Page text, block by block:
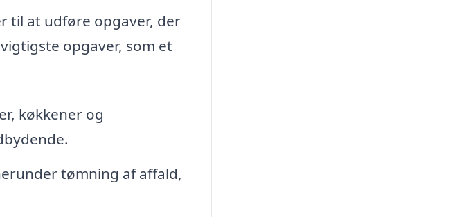
til at udføre opgaver, der
opgaver, som et
køkkener og
tømning af affald,